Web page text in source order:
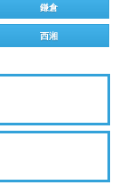
鎌倉
西湘